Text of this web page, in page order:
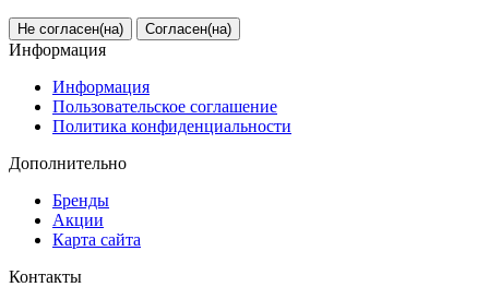
Не согласен(на) Согласен(на)
Информация
Информация
Пользовательское соглашение
Политика конфиденциальности
Дополнительно
Бренды
Акции
Карта сайта
Контакты